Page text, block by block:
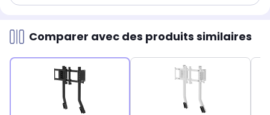
Comparer avec des produits similaires